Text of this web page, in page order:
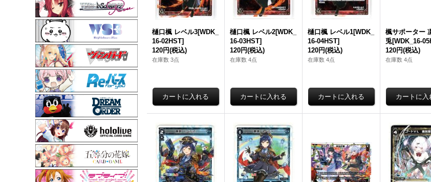
樋口楓 レベル3[WDK_
16-02HST]
120円(税込)
在庫数 3点
樋口楓 レベル2[WDK_
16-03HST]
120円(税込)
在庫数 4点
樋口楓 レベル1[WDK_
16-04HST]
120円(税込)
在庫数 4点
楓サポーター
兎[WDK_16-
120円(税込)
在庫数 4点